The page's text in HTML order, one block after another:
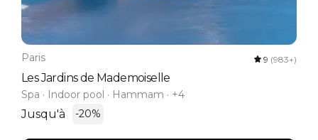
Paris 9 (983+)
Les Jardins de Mademoiselle
Spa · Indoor pool · Hammam · +4
Jusqu'à -20%